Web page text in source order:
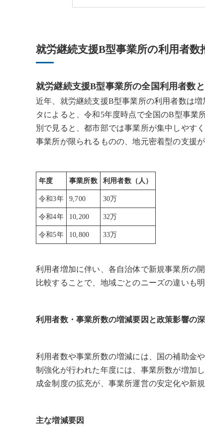
就労継続支援B型事業所の利用者数
就労継続支援B型事業所の全国利用者数
近年、就労継続支援B型事業所の利用者数は
タによると、令和5年度時点で全国のB型事業
別で見ると、都市部では事業所が集中しやす
事業所が限られるものの、地元密着型の支援
年度 事業所数 利用者数（人）
令和3年 9,700 30万
令和4年 10,200 32万
令和5年 10,800 33万
利用者増加に伴い、各自治体で新規事業所の
比較することで、地域ごとのニーズの違いも
利用者数・事業所数の増減要因と政策影響の
利用者数や事業所数の増減には、国の補助金
制強化が行われた年度には、事業所数が増加
成金制度の拡充が、事業所運営の安定化や新
主な増減要因